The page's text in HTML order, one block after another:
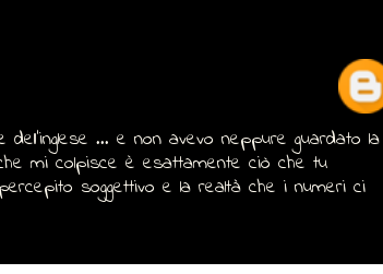
... e non avevo neppure guardato la
mi colpisce è esattamente ciò che tu
soggettivo e la realtà che i numeri ci